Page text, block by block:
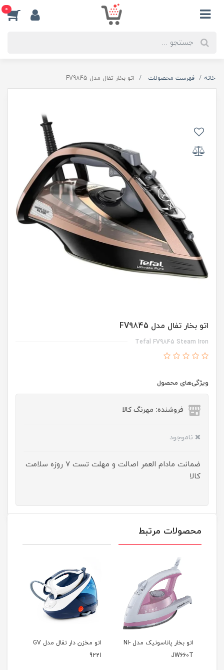
0
خانه فهرست محصولات اتو بخار تفال مدل FV9845
اتو بخار تفال مدل FV9845
Tefal FV9845 Steam Iron
ویژگی‌های محصول
فروشنده: مهرنگ کالا
ناموجود
ضمانت مادام العمر اصالت و مهلت تست ۷ روزه سلامت
کالا
محصولات مرتبط
اتو بخار پاناسونیک مدل NI-
JW660T
اتو مخزن دار تفال مدل GV
9221